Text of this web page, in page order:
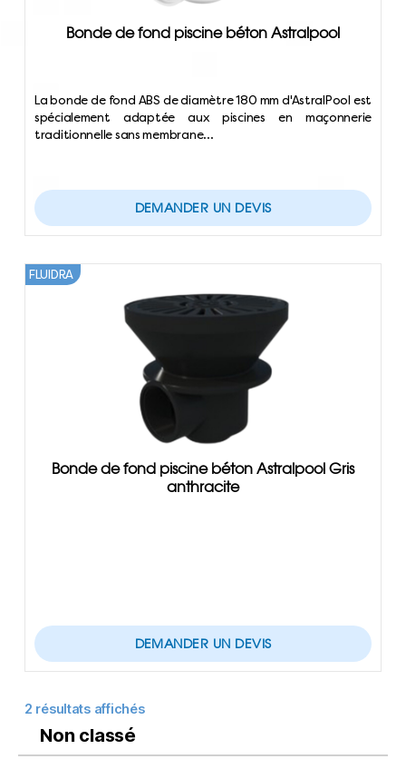
Bonde de fond piscine béton Astralpool
La bonde de fond ABS de diamètre 180 mm d'AstralPool est
spécialement adaptée aux piscines en maçonnerie
traditionnelle sans membrane…
DEMANDER UN DEVIS
Bonde de fond piscine béton Astralpool Gris
anthracite
FLUIDRA
DEMANDER UN DEVIS
2 résultats affichés
Non classé